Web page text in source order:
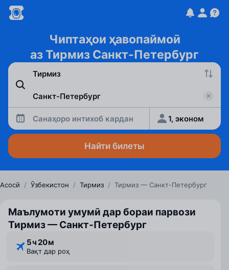
Чиптаҳои ҳавопаймоӣ
аз Тирмиз Санкт-Петербург
Санаҳоро интихоб кардан 1, эконом
Найти билеты
Асосӣ / Ӯзбекистон / Тирмиз / Тирмиз — Санкт-Петербург
Маълумоти умумӣ дар бораи парвози
Тирмиз — Санкт‑Петербург
5 ⁠ч 20 ⁠м
Вақт дар роҳ